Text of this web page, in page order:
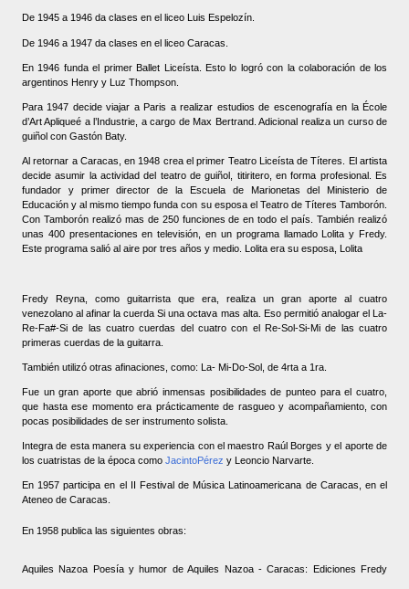
De 1945 a 1946 da clases en el liceo Luis Espelozín.
De 1946 a 1947 da clases en el liceo Caracas.
En 1946 funda el primer Ballet Liceísta. Esto lo logró con la colaboración de los
argentinos Henry y Luz Thompson.
Para 1947 decide viajar a Paris a realizar estudios de escenografía en la École
d’Art Apliqueé a l’Industrie, a cargo de Max Bertrand. Adicional realiza un curso de
guiñol con Gastón Baty.
Al retornar a Caracas, en 1948 crea el primer Teatro Liceísta de Títeres. El artista
decide asumir la actividad del teatro de guiñol, titiritero, en forma profesional. Es
fundador y primer director de la Escuela de Marionetas del Ministerio de
Educación y al mismo tiempo funda con su esposa el Teatro de Títeres Tamborón.
Con Tamborón realizó mas de 250 funciones de en todo el país. También realizó
unas 400 presentaciones en televisión, en un programa llamado Lolita y Fredy.
Este programa salió al aire por tres años y medio. Lolita era su esposa, Lolita
Fredy Reyna, como guitarrista que era, realiza un gran aporte al cuatro
venezolano al afinar la cuerda Si una octava mas alta. Eso permitió analogar el La-
Re-Fa#-Si de las cuatro cuerdas del cuatro con el Re-Sol-Si-Mi de las cuatro
primeras cuerdas de la guitarra.
También utilizó otras afinaciones, como: La- Mi-Do-Sol, de 4rta a 1ra.
Fue un gran aporte que abrió inmensas posibilidades de punteo para el cuatro,
que hasta ese momento era prácticamente de rasgueo y acompañamiento, con
pocas posibilidades de ser instrumento solista.
Integra de esta manera su experiencia con el maestro Raúl Borges y el aporte de
los cuatristas de la época como JacintoPérez y Leoncio Narvarte.
En 1957 participa en el II Festival de Música Latinoamericana de Caracas, en el
Ateneo de Caracas.
En 1958 publica las siguientes obras:
Aquiles Nazoa Poesía y humor de Aquiles Nazoa - Caracas: Ediciones Fredy